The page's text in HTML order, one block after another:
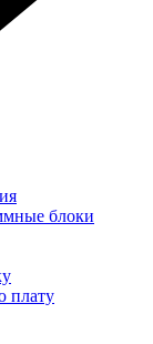
блоки
плату